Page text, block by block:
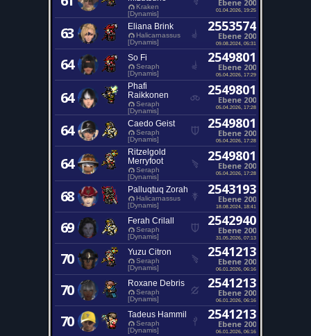
Kraken
[Dynamis]
Ebene 200
01.04.2026, 19:25
63 Eliana Brink
Halicarnassus
[Dynamis]
2553574
Ebene 200
09.08.2024, 05:31
64 So Fi
Seraph
[Dynamis]
2549801
Ebene 200
05.04.2026, 17:29
64
Phafi
Raikkonen
Seraph
[Dynamis]
2549801
Ebene 200
05.04.2026, 17:28
64 Caedo Geist
Seraph
[Dynamis]
2549801
Ebene 200
05.04.2026, 17:28
64
Ritzelgold
Merryfoot
Seraph
[Dynamis]
2549801
Ebene 200
05.04.2026, 17:28
68 Palluqtuq Zorah
Halicarnassus
[Dynamis]
2543193
Ebene 200
18.08.2024, 18:41
69 Ferah Crilall
Seraph
[Dynamis]
2542940
Ebene 200
31.05.2026, 07:13
70 Yuzu Citron
Seraph
[Dynamis]
2541213
Ebene 200
06.01.2026, 06:16
70 Roxane Debris
Seraph
[Dynamis]
2541213
Ebene 200
06.01.2026, 06:16
70 Tadeus Hammil
Seraph
[Dynamis]
2541213
Ebene 200
06.01.2026, 06:16